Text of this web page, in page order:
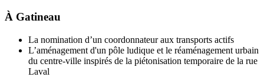
À Gatineau
La nomination d’un coordonnateur aux transports actifs
L’aménagement d'un pôle ludique et le réaménagement urbain
du centre-ville inspirés de la piétonisation temporaire de la rue
Laval